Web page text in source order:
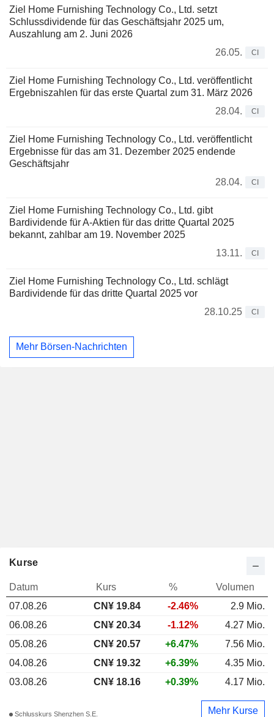
Ziel Home Furnishing Technology Co., Ltd. setzt
Schlussdividende für das Geschäftsjahr 2025 um,
Auszahlung am 2. Juni 2026
26.05.
CI
Ziel Home Furnishing Technology Co., Ltd. veröffentlicht
Ergebniszahlen für das erste Quartal zum 31. März 2026
28.04.
CI
Ziel Home Furnishing Technology Co., Ltd. veröffentlicht
Ergebnisse für das am 31. Dezember 2025 endende
Geschäftsjahr
28.04.
CI
Ziel Home Furnishing Technology Co., Ltd. gibt
Bardividende für A-Aktien für das dritte Quartal 2025
bekannt, zahlbar am 19. November 2025
13.11.
CI
Ziel Home Furnishing Technology Co., Ltd. schlägt
Bardividende für das dritte Quartal 2025 vor
28.10.25
CI
Mehr Börsen-Nachrichten
Kurse
Datum Kurs %
Volumen
07.08.26
CN¥ 19.84 -2.46%
2.9 Mio.
06.08.26
CN¥ 20.34 -1.12%
4.27 Mio.
05.08.26
CN¥ 20.57 +6.47%
7.56 Mio.
04.08.26
CN¥ 19.32 +6.39%
4.35 Mio.
03.08.26
CN¥ 18.16 +0.39% 4.17 Mio.
Schlusskurs Shenzhen S.E. Mehr Kurse